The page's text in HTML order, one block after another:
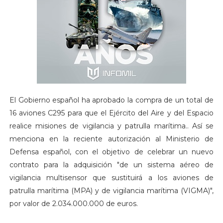
El Gobierno español ha aprobado la compra de un total de
16 aviones C295 para que el Ejército del Aire y del Espacio
realice misiones de vigilancia y patrulla marítima.. Así se
menciona en la reciente autorización al Ministerio de
Defensa español, con el objetivo de celebrar un nuevo
contrato para la adquisición "de un sistema aéreo de
vigilancia multisensor que sustituirá a los aviones de
patrulla marítima (MPA) y de vigilancia marítima (VIGMA)",
por valor de 2.034.000.000 de euros.